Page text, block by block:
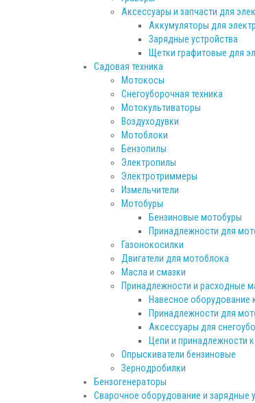
Аксессуары и запчасти для
Аккумуляторы для
Зарядные устройства
Щетки графитовые для
Садовая техника
Мотокосы
Снегоуборочная техника
Мотокультиваторы
Воздуходувки
Мотоблоки
Бензопилы
Электропилы
Электротриммеры
Измельчители
Мотобуры
Бензиновые мотобуры
Принадлежности для
Газонокосилки
Двигатели для мотоблока
Масла и смазки
Принадлежности и расходные
Навесное оборудование
Принадлежности для
Аксессуары для
Цепи и принадлежности
Опрыскиватели бензиновые
Зернодробилки
Бензогенераторы
Сварочное оборудование и зарядные